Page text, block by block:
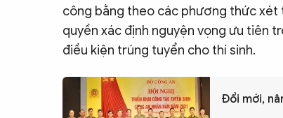
công bằng theo các phương thức
quyền xác định nguyện vọng ưu tiên
điều kiện trúng tuyển cho thí sinh.
Đổi mới,